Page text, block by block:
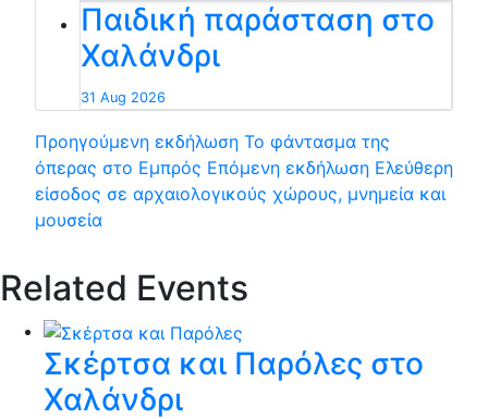
Παιδική παράσταση στο
Χαλάνδρι
31 Aug 2026
Προηγούμενη εκδήλωση Το φάντασμα της
όπερας στο Εμπρός Επόμενη εκδήλωση Ελεύθερη
είσοδος σε αρχαιολογικούς χώρους, μνημεία και
μουσεία
Related Events
Σκέρτσα και Παρόλες στο
Χαλάνδρι